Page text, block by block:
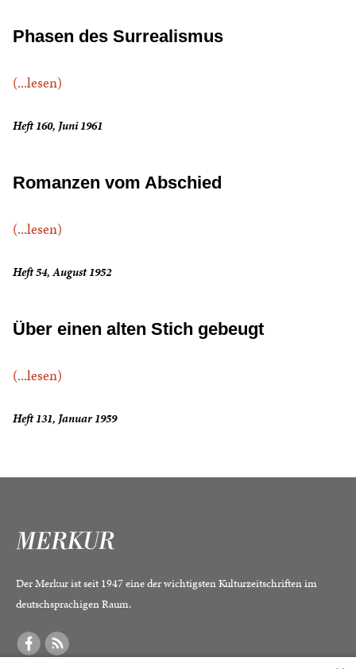
Phasen des Surrealismus
(...lesen)
Heft 160, Juni 1961
Romanzen vom Abschied
(...lesen)
Heft 54, August 1952
Über einen alten Stich gebeugt
(...lesen)
Heft 131, Januar 1959
Der Merkur ist seit 1947 eine der wichtigsten Kulturzeitschriften im
deutschsprachigen Raum.